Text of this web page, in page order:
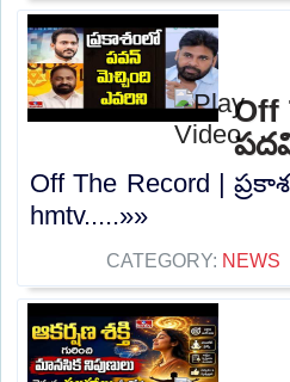
Off
Off The Record |
hmtv.....»»
CATEGORY: NEWS